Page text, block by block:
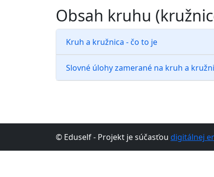
Obsah kruhu
Kruh a kružnica - čo to je
Slovné úlohy zamerané na kruh a
© Eduself - Projekt je súčasťou digitálnej